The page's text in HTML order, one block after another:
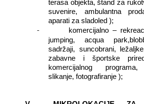
terasa objekta, štand za
suvenire, ambulantna
aparati za sladoled );
-
komercijalno –
jumping, acqua
sadržaji, suncobrani,
zabavne i športske
komercijalnog programa,
slikanje, fotografiranje );